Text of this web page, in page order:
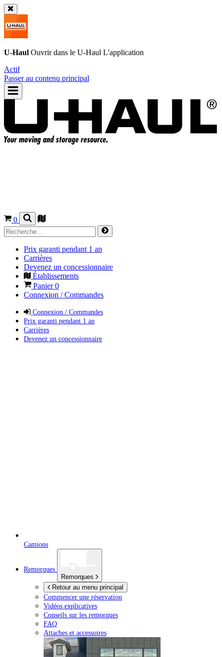
U-Haul Ouvrir dans le U-Haul L'application
Actif
Passer au contenu principal
0
Prix garanti pendant 1 an
Carrières
Devenez un concessionnaire
Établissements
Panier0
Connexion / Commandes
Connexion / Commandes
Prix garanti pendant 1 an
Carrières
Devenez un concessionnaire
Camions
Remorques
Remorques
Retour au menu principal
Commencer une réservation
Vidéos explicatives
Conseils sur les remorques
FAQ
Attaches et accessoires